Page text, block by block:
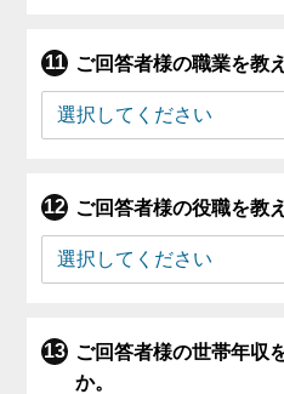
ご回答者様の職業を教
ご回答者様の役職を教
ご回答者様の世帯年収
か。